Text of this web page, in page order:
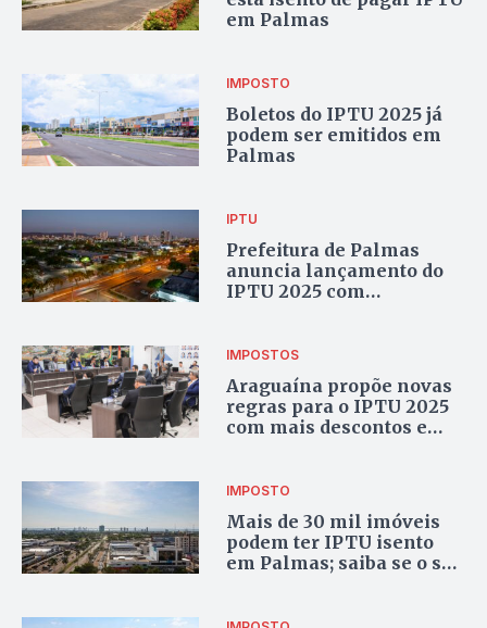
em Palmas
IMPOSTO
Boletos do IPTU 2025 já
podem ser emitidos em
Palmas
IPTU
Prefeitura de Palmas
anuncia lançamento do
IPTU 2025 com
pagamento à vista
IMPOSTOS
Araguaína propõe novas
regras para o IPTU 2025
com mais descontos e
IMPOSTO
Mais de 30 mil imóveis
podem ter IPTU isento
em Palmas; saiba se o seu